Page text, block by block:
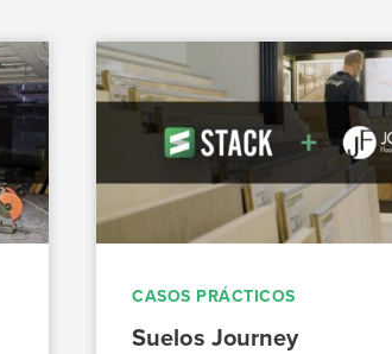
CASOS PRÁCTICOS
Suelos Journey